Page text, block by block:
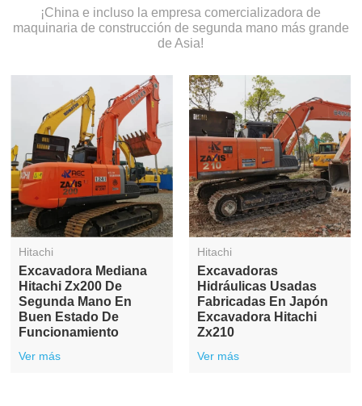
¡China e incluso la empresa comercializadora de
maquinaria de construcción de segunda mano más grande
de Asia!
Hitachi
Excavadora Mediana
Hitachi Zx200 De
Segunda Mano En
Buen Estado De
Funcionamiento
Ver más
Hitachi
Excavadoras
Hidráulicas Usadas
Fabricadas En Japón
Excavadora Hitachi
Zx210
Ver más